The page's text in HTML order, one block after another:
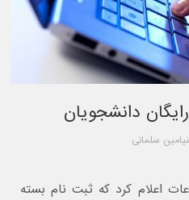
دانشجویان
سلمانی
اعلام کرد که ثبت نام بسته